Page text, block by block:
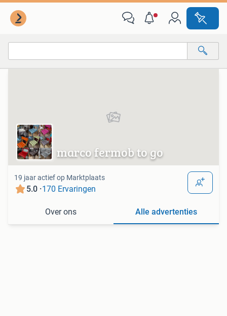
Van deze adverteerder
marco fermob to go
19 jaar actief op Marktplaats
5.0 ·170 Ervaringen
Over ons Alle advertenties